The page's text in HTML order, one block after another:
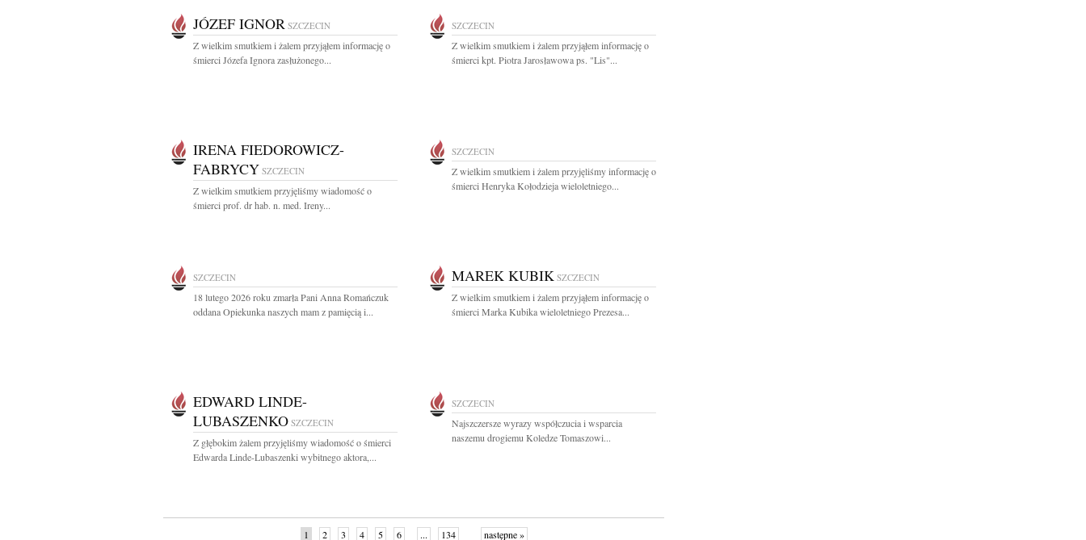
JÓZEF IGNOR SZCZECIN
Z wielkim smutkiem i żalem przyjąłem informację o
śmierci Józefa Ignora zasłużonego...
SZCZECIN
Z wielkim smutkiem i żalem przyjąłem informację o
śmierci kpt. Piotra Jarosławowa ps. "Lis"...
IRENA FIEDOROWICZ-
FABRYCY SZCZECIN
Z wielkim smutkiem przyjęliśmy wiadomość o
śmierci prof. dr hab. n. med. Ireny...
SZCZECIN
Z wielkim smutkiem i żalem przyjęliśmy informację o
śmierci Henryka Kołodzieja wieloletniego...
SZCZECIN
18 lutego 2026 roku zmarła Pani Anna Romańczuk
oddana Opiekunka naszych mam z pamięcią i...
MAREK KUBIK SZCZECIN
Z wielkim smutkiem i żalem przyjąłem informację o
śmierci Marka Kubika wieloletniego Prezesa...
EDWARD LINDE-
LUBASZENKO SZCZECIN
Z głębokim żalem przyjęliśmy wiadomość o śmierci
Edwarda Linde-Lubaszenki wybitnego aktora,...
SZCZECIN
Najszczersze wyrazy współczucia i wsparcia
naszemu drogiemu Koledze Tomaszowi...
1 2 3 4 5 6 ... 134 następne »